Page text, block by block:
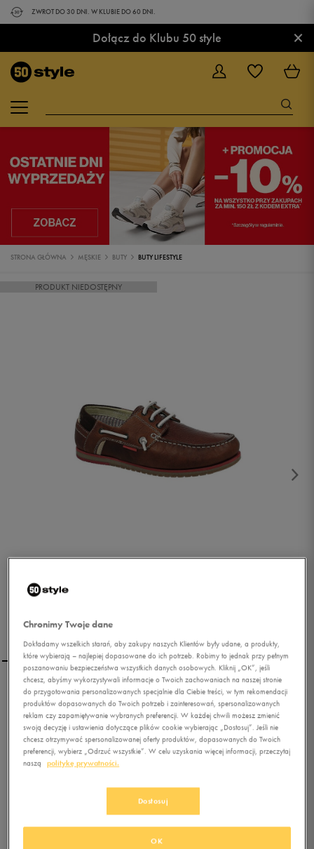
ZWROT DO 30 DNI. W KLUBIE DO 60 DNI.
Dołącz do Klubu 50 style ×
STRONA GŁÓWNA MĘSKIE BUTY BUTY LIFESTYLE
PRODUKT NIEDOSTĘPNY
CONFRONT BOAT LTHR
0.0(0)
złz Vat
Chronimy Twoje dane
Dokładamy wszelkich starań, aby zakupy naszych Klientów były udane, a produkty,
które wybierają – najlepiej dopasowane do ich potrzeb. Robimy to jednak przy pełnym
poszanowaniu bezpieczeństwa wszystkich danych osobowych. Kliknij „OK”, jeśli
chcesz, abyśmy wykorzystywali informacje o Twoich zachowaniach na naszej stronie
do przygotowania personalizowanych specjalnie dla Ciebie treści, w tym rekomendacji
produktów dopasowanych do Twoich potrzeb i zainteresowań, spersonalizowanych
reklam czy zapamiętywanie wybranych preferencji. W każdej chwili możesz zmienić
swoją decyzję i ustawienia dotyczące plików cookie wybierając „Dostosuj”. Jeśli nie
chcesz otrzymywać spersonalizowanej oferty produktów, dopasowanych do Twoich
preferencji, wybierz „Odrzuć wszystkie”. W celu uzyskania więcej informacji, przeczytaj
naszą
politykę prywatności.
Dostosuj
OK